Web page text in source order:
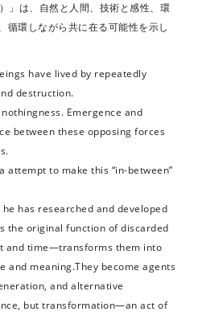
」は、自然と人間、技術と感性、環
循環しながら共に在る可能性を示し
have lived by repeatedly
destruction.
Emergence and
between these opposing forces
attempt to make this “in-between”
has researched and developed
the original function of discarded
and time—transforms them into
and meaning.They become agents
and alternative
but transformation—an act of